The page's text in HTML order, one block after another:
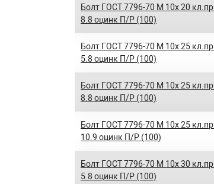
Болт ГОСТ 7796-70 M 10x 20 кл.пр.
8.8 оцинк П/Р (100)
Болт ГОСТ 7796-70 M 10x 25 кл.пр.
5.8 оцинк П/Р (100)
Болт ГОСТ 7796-70 M 10x 25 кл.пр.
8.8 оцинк П/Р (100)
Болт ГОСТ 7796-70 M 10x 25 кл.пр.
10.9 оцинк П/Р (100)
Болт ГОСТ 7796-70 M 10x 30 кл.пр.
5.8 оцинк П/Р (100)